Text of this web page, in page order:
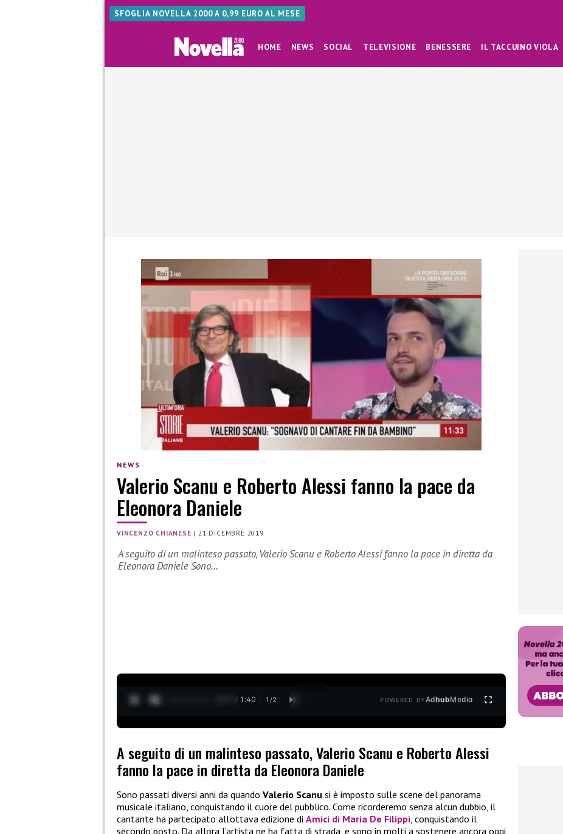
SFOGLIA NOVELLA 2000 A 0,99 EURO AL MESE
HOME NEWS SOCIAL TELEVISIONE BENESSERE IL TACCUINO VIOLA
NEWS
Valerio Scanu e Roberto Alessi fanno la pace da
Eleonora Daniele
VINCENZO CHIANESE |21 DICEMBRE 2019
A seguito di un malinteso passato, Valerio Scanu e Roberto Alessi fanno la pace in diretta da
Eleonora Daniele Sono…
0:27 / 1:40 1 /2 POWERED BYAdhubMedia
A seguito di un malinteso passato, Valerio Scanu e Roberto Alessi
fanno la pace in diretta da Eleonora Daniele
Sono passati diversi anni da quando Valerio Scanu si è imposto sulle scene del panorama
musicale italiano, conquistando il cuore del pubblico. Come ricorderemo senza alcun dubbio, il
cantante ha partecipato all’ottava edizione di Amici di Maria De Filippi, conquistando il
secondo posto. Da allora l’artista ne ha fatta di strada, e sono in molti a sostenere ancora oggi